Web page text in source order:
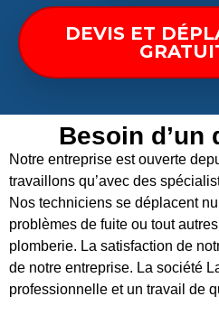
DEVIS ET
Besoin d’un
Notre entreprise est ouverte
travaillons qu’avec des
Nos techniciens se déplacent
problèmes de fuite ou tout
plomberie. La satisfaction de
de notre entreprise. La société
professionnelle et un travail de